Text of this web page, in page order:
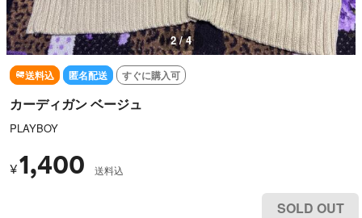
2 / 4
送料込 匿名配送 すぐに購入可
カーディガン ベージュ
PLAYBOY
¥1,400 送料込
SOLD OUT